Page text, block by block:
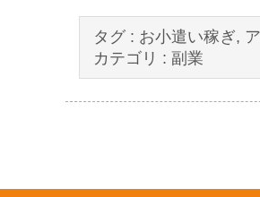
タグ : お小遣い稼ぎ,
カテゴリ : 副業